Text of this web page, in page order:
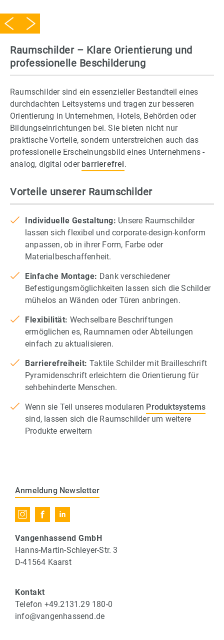
Slide 2 of 31.
Raumschilder – Klare Orientierung und
professionelle Beschilderung
Raumschilder sind ein essenzieller Bestandteil eines
durchdachten Leitsystems und tragen zur besseren
Orientierung in Unternehmen, Hotels, Behörden oder
Bildungseinrichtungen bei. Sie bieten nicht nur
praktische Vorteile, sondern unterstreichen auch das
professionelle Erscheinungsbild eines Unternehmens -
analog, digital oder barrierefrei.
Vorteile unserer Raumschilder
Individuelle Gestaltung: Unsere Raumschilder
lassen sich flexibel und corporate-design-konform
anpassen, ob in ihrer Form, Farbe oder
Materialbeschaffenheit.
Einfache Montage: Dank verschiedener
Befestigungsmöglichkeiten lassen sich die Schilder
mühelos an Wänden oder Türen anbringen.
Flexibilität: Wechselbare Beschriftungen
ermöglichen es, Raumnamen oder Abteilungen
einfach zu aktualisieren.
Barrierefreiheit: Taktile Schilder mit Brailleschrift
Pyramidenschrift erleichtern die Orientierung für
sehbehinderte Menschen.
Wenn sie Teil unseres modularen Produktsystems
sind, lassen sich die Raumschilder um weitere
Produkte erweitern
Anmeldung Newsletter
Vangenhassend GmbH
Hanns-Martin-Schleyer-Str. 3
D-41564 Kaarst
Kontakt
Telefon +49.2131.29 180-0
info@vangenhassend.de